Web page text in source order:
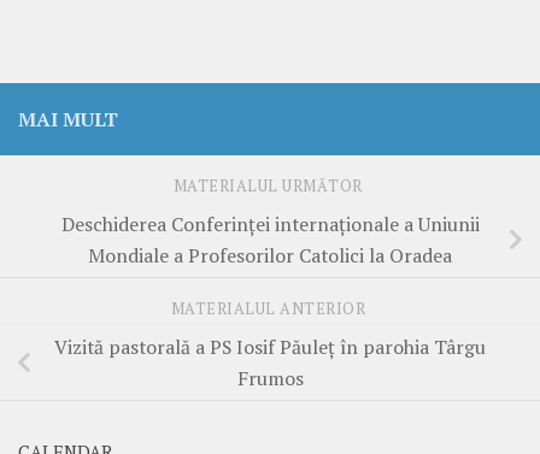
MAI MULT
MATERIALUL URMĂTOR
Deschiderea Conferinței internaționale a Uniunii
Mondiale a Profesorilor Catolici la Oradea
MATERIALUL ANTERIOR
Vizită pastorală a PS Iosif Păuleț în parohia Târgu
Frumos